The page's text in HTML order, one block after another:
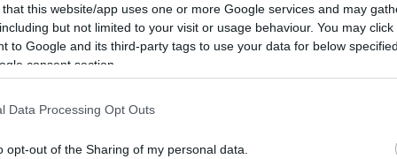
that this website/app uses one or more Google services and may
but not limited to your visit or usage behaviour. You may
to Google and its third-party tags to use your data for below
consent section.
Data Processing Opt Outs
opt-out of the Sharing of my personal data.
csalás vétsége miatt emelt vádat
férfival szemben. Nem először.
forrásként a Google Keresőben!